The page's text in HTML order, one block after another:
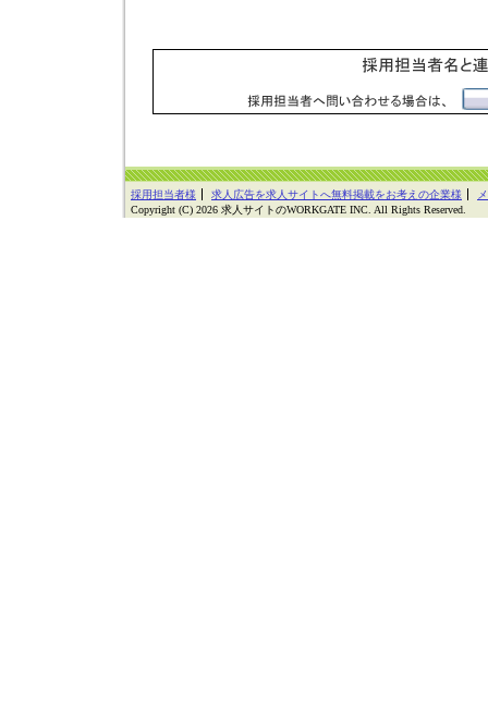
採用担当者様 求人広告を求人サイトへ無料掲載をお考えの企業様
Copyright (C) 2026 求人サイトのWORKGATE INC. All Rights Reserved.